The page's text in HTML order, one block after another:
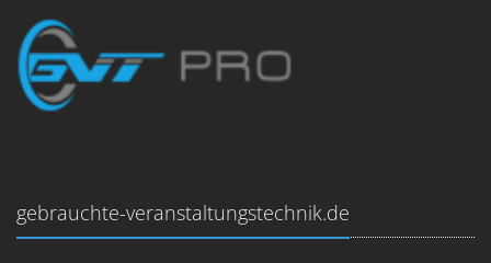
gebrauchte-veranstaltungstechnik.de